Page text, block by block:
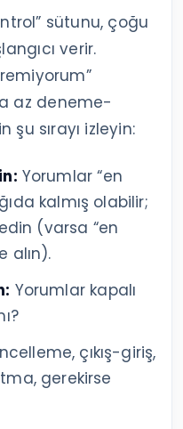
sütunu, çoğu
verir.
az deneme-
şu sırayı izleyin:
Yorumlar “en
kalmış olabilir;
(varsa “en
alın).
Yorumlar kapalı
çıkış-giriş,
gerekirse